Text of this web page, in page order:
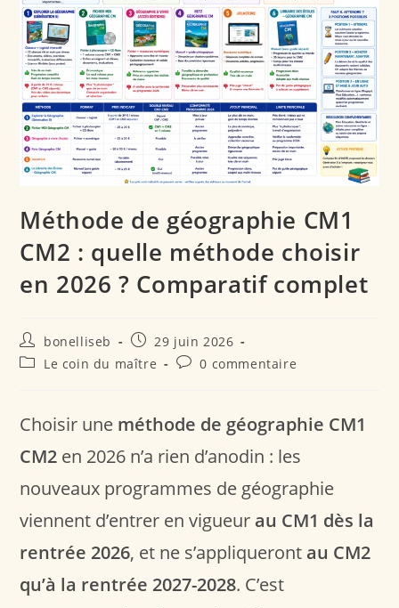
Méthode de géographie CM1
CM2 : quelle méthode choisir
en 2026 ? Comparatif complet
bonelliseb
29 juin 2026
Le coin du maître
0 commentaire
Choisir une méthode de géographie CM1
CM2 en 2026 n’a rien d’anodin : les
nouveaux programmes de géographie
viennent d’entrer en vigueur au CM1 dès la
rentrée 2026, et ne s’appliqueront au CM2
qu’à la rentrée 2027-2028. C’est